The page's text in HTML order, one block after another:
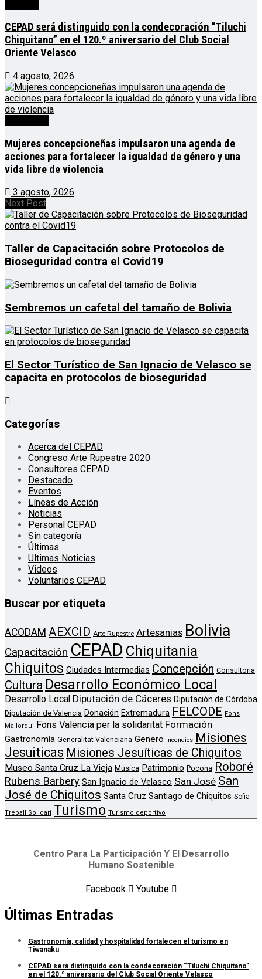
CEPAD será distinguido con la condecoración “Tiluchi
Chiquitano” en el 120.º aniversario del Club Social
Oriente Velasco
4 agosto, 2026
Mujeres concepcioneñas impulsaron una agenda de
acciones para fortalecer la igualdad de género y una
vida libre de violencia
3 agosto, 2026
Next Post
Taller de Capacitación sobre Protocolos de
Bioseguridad contra el Covid19
Sembremos un cafetal del tamaño de Bolivia
El Sector Turístico de San Ignacio de Velasco se
capacita en protocolos de bioseguridad
Categorías
Acerca del CEPAD
Congreso Arte Rupestre 2020
Consultores CEPAD
Destacado
Eventos
Líneas de Acción
Noticias
Personal CEPAD
Sin categoría
Últimas
Ultimas Noticias
Videos
Voluntarios CEPAD
Buscar por etiqueta
ACODAM AEXCID Arte Rupestre Artesanias Bolivia
Capacitación CEPAD Chiquitania
Chiquitos Ciudades Intermedias Concepción Consultoria
Cultura Desarrollo Económico Local
Desarrollo Local Diputación de Cáceres Diputación de Córdoba
Diputación de Valencia Donación Extremadura FELCODE Fons
Mallorqui Fons Valencia per la solidaritat Formación
Gastronomía Generalitat Valenciana Genero Incendios Misiones
Jesuiticas Misiones Jesuíticas de Chiquitos
Museo Santa Cruz La Vieja Música Patrimonio Pocona Roboré
Rubens Barbery San Ignacio de Velasco San José San
José de Chiquitos Santa Cruz Santiago de Chiquitos Sofia
Treball Solidari Turismo Turismo deportivo
Centro Para La Participación Y El Desarrollo
Humano Sostenible
Facebook Youtube
Últimas Entradas
Gastronomía, calidad y hospitalidad fortalecen el turismo en
Tiwanaku
CEPAD será distinguido con la condecoración “Tiluchi Chiquitano”
en el 120.º aniversario del Club Social Oriente Velasco